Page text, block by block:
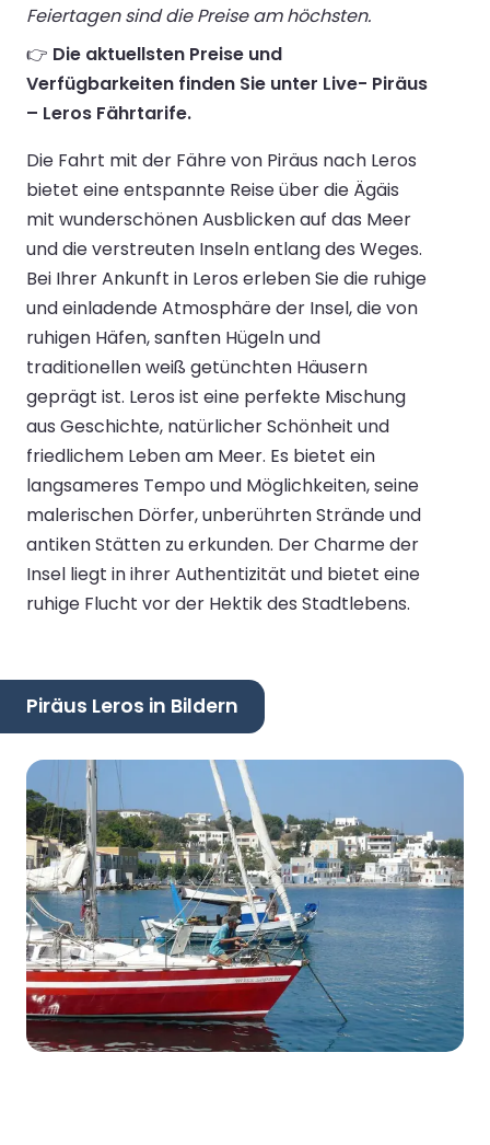
Feiertagen sind die Preise am höchsten.
👉 Die aktuellsten Preise und
Verfügbarkeiten finden Sie unter Live- Piräus
– Leros Fährtarife.
Die Fahrt mit der Fähre von Piräus nach Leros
bietet eine entspannte Reise über die Ägäis
mit wunderschönen Ausblicken auf das Meer
und die verstreuten Inseln entlang des Weges.
Bei Ihrer Ankunft in Leros erleben Sie die ruhige
und einladende Atmosphäre der Insel, die von
ruhigen Häfen, sanften Hügeln und
traditionellen weiß getünchten Häusern
geprägt ist. Leros ist eine perfekte Mischung
aus Geschichte, natürlicher Schönheit und
friedlichem Leben am Meer. Es bietet ein
langsameres Tempo und Möglichkeiten, seine
malerischen Dörfer, unberührten Strände und
antiken Stätten zu erkunden. Der Charme der
Insel liegt in ihrer Authentizität und bietet eine
ruhige Flucht vor der Hektik des Stadtlebens.
Piräus Leros in Bildern